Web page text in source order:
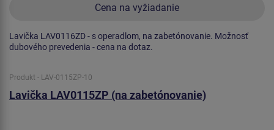
Cena na vyžiadanie
Lavička LAV0116ZD - s operadlom, na zabetónovanie. Možnosť
dubového prevedenia - cena na dotaz.
Produkt - LAV-0115ZP-10
Lavička LAV0115ZP (na zabetónovanie)